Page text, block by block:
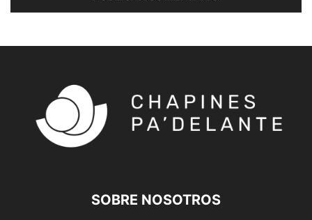
SOBRE NOSOTROS